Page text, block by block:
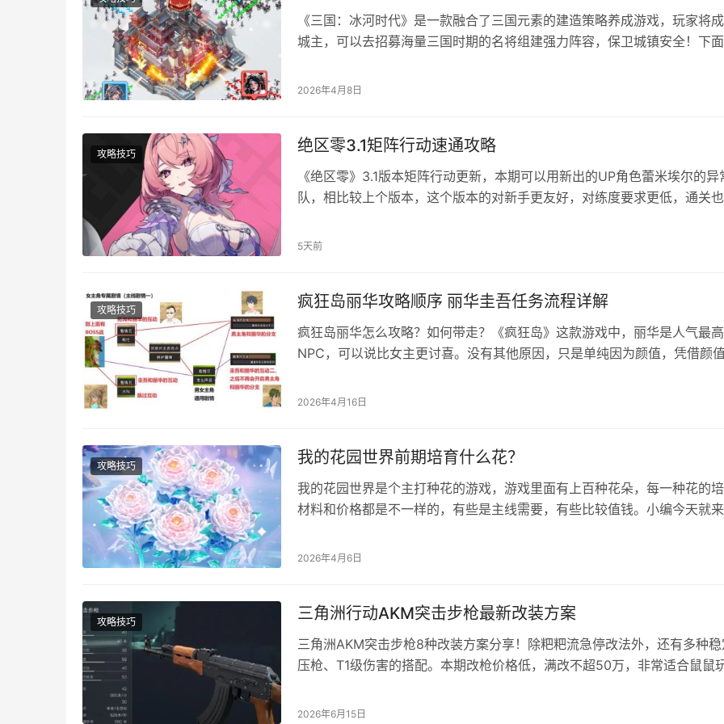
《三国：冰河时代》是一款融合了三国元素的建造策略养成游戏，玩家将
城主，可以去招募海量三国时期的名将组建强力阵容，保卫城镇安全！下面
构成‌ 貂蝉‌：核心控制，魅惑技能可打乱敌方阵型，为队伍创造输出机会。 华
2026年4月8日
攻略技巧 绝区零3.1矩阵行动速通攻略
《绝区零》3.1版本矩阵行动更新，本期可以用新出的UP角色蕾米埃尔的异
队，相比较上个版本，这个版本的对新手更友好，对练度要求更低，通关也
装 【异常】的武备和鸣徽最高只能提供40%的穿透率加成，在配装时多选择
5天前
攻略技巧 疯狂岛丽华攻略顺序 丽华圭吾任务流程详解
疯狂岛丽华怎么攻略？如何带走？《疯狂岛》这款游戏中，丽华是人气最
NPC，可以说比女主更讨喜。没有其他原因，只是单纯因为颜值，凭借颜
务图解 这里用两张图解释： 1、女主角专属剧情（主线剧情一） 2、男主专
2026年4月16日
攻略技巧 我的花园世界前期培育什么花？
我的花园世界是个主打种花的游戏，游戏里面有上百种花朵，每一种花的
材料和价格都是不一样的，有些是主线需要，有些比较值钱。小编今天就来
朵。 我的花园世界哪些花值得培养？ 1、紫绣球：花中万金油的存在，不管
2026年4月6日
攻略技巧 三角洲行动AKM突击步枪最新改装方案
三角洲AKM突击步枪8种改装方案分享！除粑粑流急停改法外，还有多种稳
压枪、T1级伤害的搭配。本期改枪价格低，满改不超50万，非常适合鼠鼠
改 腰射100：AKM突击步枪-烽火地带-6KAC4G80AO21USGQ8AC2S 操控
2026年6月15日